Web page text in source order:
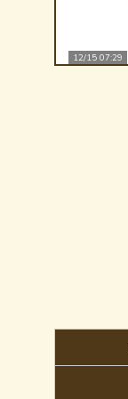
12/15 07:29